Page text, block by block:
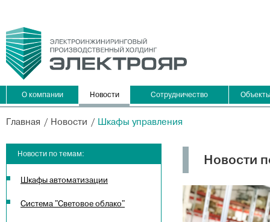
О компании Новости Сотрудничество
Главная Новости Шкафы управления
Новости по темам:
Шкафы автоматизации
Система "Световое облако"
Новости